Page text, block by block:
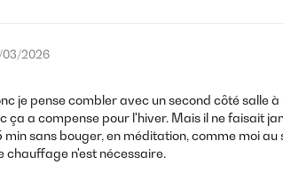
03/2026
je pense combler avec un second côté salle
a compense pour l'hiver. Mais il ne faisait
sans bouger, en méditation, comme moi au
chauffage n'est nécessaire.